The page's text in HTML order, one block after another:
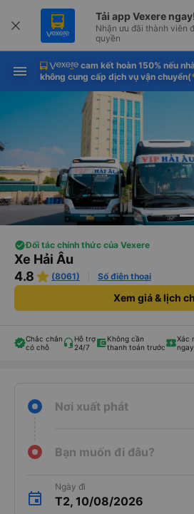
Tải app Vexere
Nhận ưu đãi thành viên
quyền
Tải app Vexere
-30k/ghế khi đặt vé máy
app
cam kết hoàn 150% nếu
không cung cấp dịch vụ vận chuyển(
Đối tác chính thức của Vexere
Xe Hải Âu
4.8
(8061) Số điện thoại
Xem giá & lịch
Chắc chắn
có chỗ
Hỗ trợ
24/7
Không cần
thanh toán trước
Xác
Nơi xuất phát
Bạn muốn đi đâu?
Ngày đi
T2, 10/08/2026